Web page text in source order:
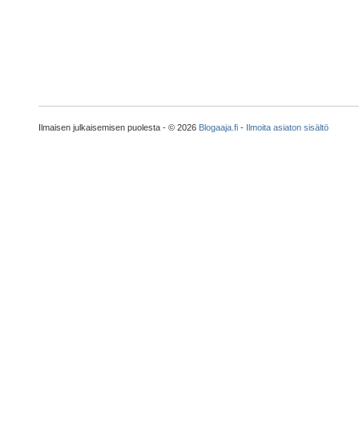
Ilmaisen julkaisemisen puolesta - © 2026 Blogaaja.fi- Ilmoita asiaton sisältö